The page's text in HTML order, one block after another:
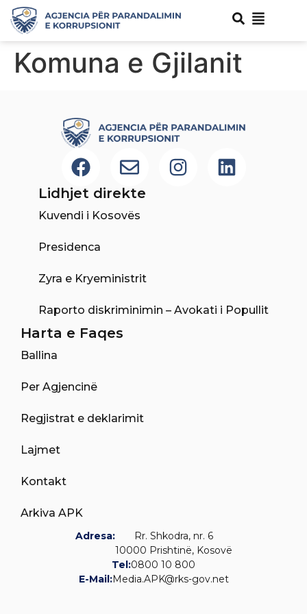
Komuna e Gjilanit
Lidhjet direkte
Kuvendi i Kosovës
Presidenca
Zyra e Kryeministrit
Raporto diskriminimin – Avokati i Popullit
Harta e Faqes
Ballina
Per Agjencinë
Regjistrat e deklarimit
Lajmet
Kontakt
Arkiva APK
Adresa:
Rr. Shkodra, nr. 6
10000 Prishtinë, Kosovë
Tel:0800 10 800
E-Mail:Media.APK@rks-gov.net